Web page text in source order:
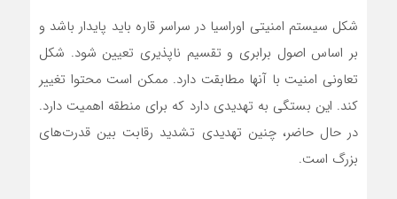
شکل سیستم امنیتی اوراسیا در سراسر قاره باید پایدار باشد و
بر اساس اصول برابری و تقسیم ناپذیری تعیین شود. شکل
تعاونی امنیت با آنها مطابقت دارد. ممکن است محتوا تغییر
کند. این بستگی به تهدیدی دارد که برای منطقه اهمیت دارد.
در حال حاضر، چنین تهدیدی تشدید رقابت بین قدرت‌های
بزرگ است.